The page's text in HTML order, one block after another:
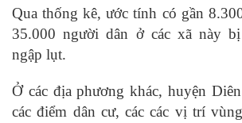
Qua thống kê, ước tính có gần
35.000 người dân ở các xã này
ngập lụt.
Ở các địa phương khác, huyện
các điểm dân cư, các các vị trí